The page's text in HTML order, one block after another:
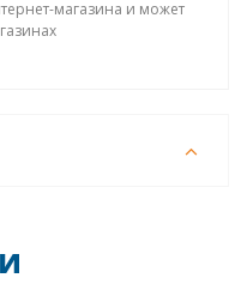
магазина и может